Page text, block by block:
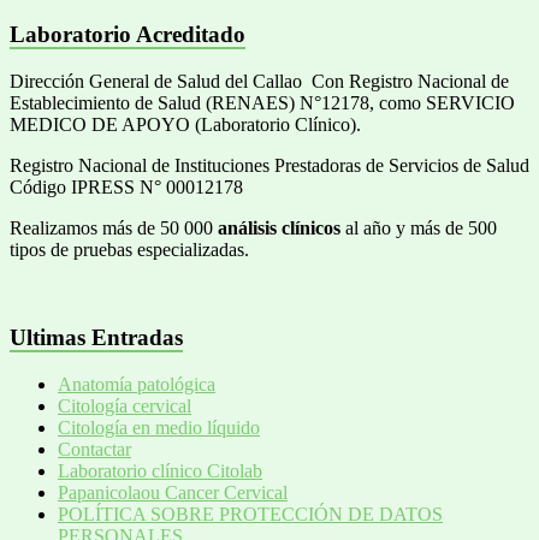
Laboratorio Acreditado
Dirección General de Salud del Callao Con Registro Nacional de
Establecimiento de Salud (RENAES) N°12178, como SERVICIO
MEDICO DE APOYO (Laboratorio Clínico).
Registro Nacional de Instituciones Prestadoras de Servicios de Salud
Código IPRESS N° 00012178
Realizamos más de 50 000 análisis clínicos al año y más de 500
tipos de pruebas especializadas.
Ultimas Entradas
Anatomía patológica
Citología cervical
Citología en medio líquido
Contactar
Laboratorio clínico Citolab
Papanicolaou Cancer Cervical
POLÍTICA SOBRE PROTECCIÓN DE DATOS
PERSONALES